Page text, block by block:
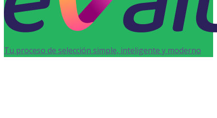
Tu proceso de selección simple, inteligente y moderno